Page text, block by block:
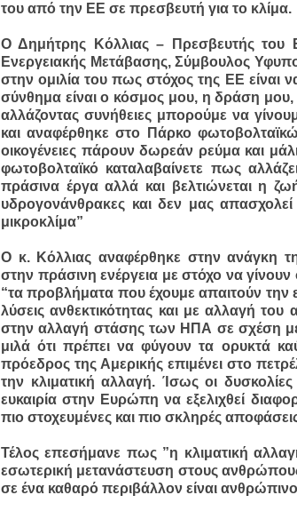
του από την ΕΕ σε πρεσβευτή για το κλίμα.
Ο Δημήτρης Κόλλιας – Πρεσβευτής του
Ενεργειακής Μετάβασης, Σύμβουλος
στην ομιλία του πως στόχος της ΕΕ είναι
σύνθημα είναι ο κόσμος μου, η δράση
αλλάζοντας συνήθειες μπορούμε να
και αναφέρθηκε στο Πάρκο
οικογένειες πάρουν δωρεάν ρεύμα και
φωτοβολταϊκό καταλαβαίνετε πως
πράσινα έργα αλλά και βελτιώνεται η
υδρογονάνθρακες και δεν μας απασχολεί
μικροκλίμα”
Ο κ. Κόλλιας αναφέρθηκε στην ανάγκη
στην πράσινη ενέργεια με στόχο να
“τα προβλήματα που έχουμε απαιτούν την
λύσεις ανθεκτικότητας και με αλλαγή
στην αλλαγή στάσης των ΗΠΑ σε σχέση
μιλά ότι πρέπει να φύγουν τα ορυκτά
πρόεδρος της Αμερικής επιμένει στο
την κλιματική αλλαγή. Ίσως οι
ευκαιρία στην Ευρώπη να εξελιχθεί
πιο στοχευμένες και πιο σκληρές
Τέλος επεσήμανε πως ”η κλιματική
εσωτερική μετανάστευση στους
σε ένα καθαρό περιβάλλον είναι